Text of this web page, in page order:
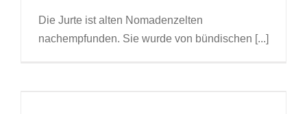
Die Jurte ist alten Nomadenzelten
nachempfunden. Sie wurde von bündischen [...]